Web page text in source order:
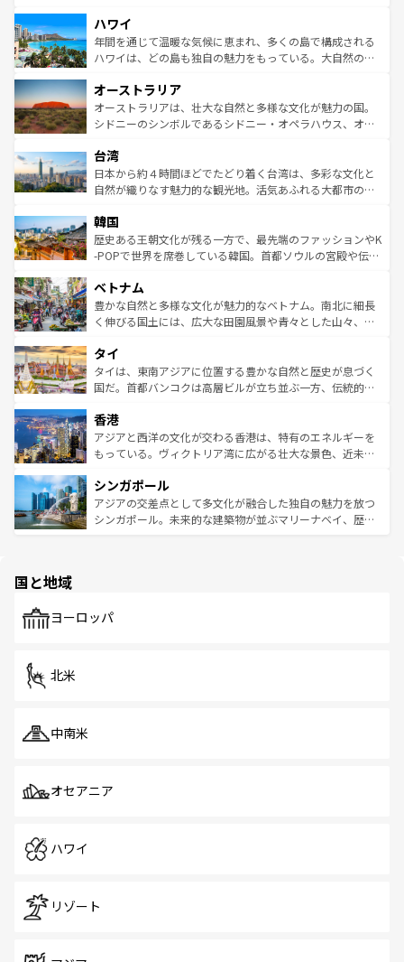
ば市内交通費無料で観光を楽しむこともできる。 なお、新
着のスイス情報はコンテンツ一覧 を参照してほしい。
のような巨大都市は、観光、ショッピング、エンターテイ
ンメントが詰まった刺激的なスポットだ。一方、アメリカ
西部には大自然が広がり、グランドキャニオンやイエロー
部のニューオーリンズでは、音楽と美食が融合した独特の
文化が魅力。旅行者はアメリカの各地域で異なる魅力を楽
しみながら、その多様性と豊かな歴史を感じることができ
ならではの贅沢な旅のスタイルだ。 なお、新着のアメリカ
情報はコンテンツ一覧を参照してほしい。
ハワイ
年間を通じて温暖な気候に恵まれ、多くの島で構成される
ハワイは、どの島も独自の魅力をもっている。大自然の神
ワイ島は見逃せない。また、定番の観光地といえばオアフ
島だが、静かな自然を求めるならマウイ島やカウアイ島が
おすすめ。エメラルドグリーンに輝く海をはじめ、豊かな
れるおもてなしの心で訪れる人々を迎えてくれるハワイの
人々、おいしいローカルフードやハワイアンミュージッ
ク、伝統的なフラダンスなど、すべてがハワイの魅力を彩
ワイを、存分に味わってほしい。 なお、新着のハワイ情報
はコンテンツ一覧を参照してほしい。
オーストラリア
オーストラリアは、壮大な自然と多様な文化が魅力の国。
シドニーのシンボルであるシドニー・オペラハウス、オー
リアリーフや大陸中央部にそびえるウルル（エアーズロッ
ク）、タスマニアの美しい原生林やケアンズの熱帯雨林な
ど、見どころがたくさん。また、カフェやワイン、オージ
いる。アクティビティも充実しており、サーフィンやダイ
ビング、ハイキングなど、アウトドア好きにはたまらな
い。オーストラリアの多彩な魅力を存分に味わいつくそ
参照してほしい。
台湾
日本から約４時間ほどでたどり着く台湾は、多彩な文化と
自然が織りなす魅力的な観光地。活気あふれる大都市の台
ン）、静ひつな山岳地帯である台湾東部など、都市の喧騒
と山間の静けさが共存しており、訪れる人に新しい発見と
驚きをもたらしてくれる。また、奥深い台湾の食文化も魅
容にもいいと評判のスイーツなど、バラエティ豊かな料理
が味わえる。 なお、新着の台湾情報は コンテンツ一覧を参
照してほしい。
韓国
歴史ある王朝文化が残る一方で、最先端のファッションやK
-POPで世界を席巻している韓国。首都ソウルの宮殿や伝統
き、地方に足を延ばせば四季折々の自然美を楽しむことが
できる。そして、キムチや焼肉、絶品のストリートフード
まで、さまざまな韓国料理が待っている。夜には、韓国な
リティに包まれながら、韓国の多彩な魅力を心ゆくまで味
わってみてほしい。 なお、新着の韓国情報はコンテンツ一
覧を参照してほしい。
ベトナム
豊かな自然と多様な文化が魅力的なベトナム。南北に細長
く伸びる国土には、広大な田園風景や青々とした山々、世
急速な発展と共に伝統が息づく。ハノイの古い町並みやホ
ーチミン市のフランス統治時代の建物も、独特の雰囲気を
醸し出している。また、バラエティの豊かさとおいしさで
とつ。フォーやバインミー、ベトナムコーヒーなどは、ぜ
ひ現地で味わいたい。どの地域を訪れてもあたたかい人々
が旅行者を迎えてくれるので、きっと忘れられない旅にな
参照してほしい。
タイ
タイは、東南アジアに位置する豊かな自然と歴史が息づく
国だ。首都バンコクは高層ビルが立ち並ぶ一方、伝統的な
の活気が交差している。北部ではチェンマイなどの山岳地
帯で自然と触れ合い、南部ではプーケットやクラビの美し
いビーチでリゾート気分を楽しむことができる。タイ料理
激する。気候は一年中温暖で、どの季節にも異なる楽しみ
が待っている。親しみやすいタイの人々、仏教を中心とし
た文化、そして多様な観光資源が、訪れる旅人を魅了し続
香港
アジアと西洋の文化が交わる香港は、特有のエネルギーを
もっている。ヴィクトリア湾に広がる壮大な景色、近未来
み、どこを訪れても感動するはず。観光スポットが密集し
ており、効率よく見どころを回れるのも魅力。息をのむよ
うな絶景から文化的な体験まで、香港を存分に楽しみ尽く
シンガポール
アジアの交差点として多文化が融合した独自の魅力を放つ
シンガポール。未来的な建築物が並ぶマリーナベイ、歴史
で、ホーカーズは地元の風情を楽しめる外せないスポット
国と地域
ヨーロッパ
北米
中南米
オセアニア
ハワイ
リゾート